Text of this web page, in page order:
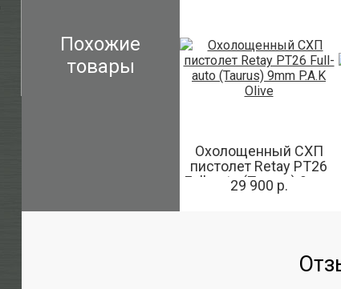
Похожие
товары
Охолощенный СХП
пистолет Retay PT26
Full-auto (Taurus) 9mm
P.A.K Olive
29 900 р.